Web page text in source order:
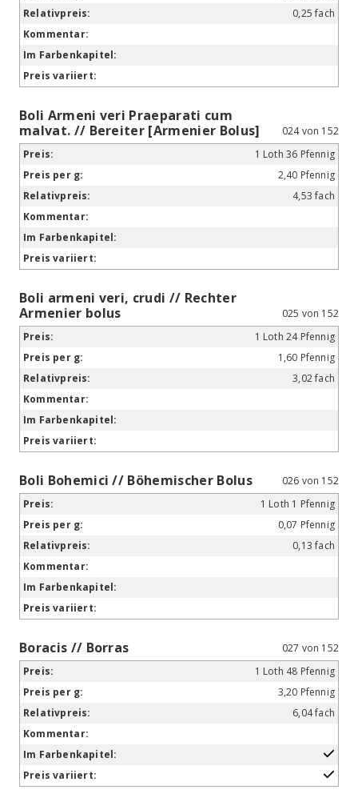
0,25 fach
Boli Armeni veri Praeparati cum
malvat. // Bereiter [Armenier Bolus]
024 von 152
1 Loth 36 Pfennig
2,40 Pfennig
4,53 fach
Boli armeni veri, crudi // Rechter
Armenier bolus
025 von 152
1 Loth 24 Pfennig
1,60 Pfennig
3,02 fach
Boli Bohemici // Böhemischer Bolus
026 von 152
1 Loth 1 Pfennig
0,07 Pfennig
0,13 fach
Boracis // Borras
027 von 152
1 Loth 48 Pfennig
3,20 Pfennig
6,04 fach